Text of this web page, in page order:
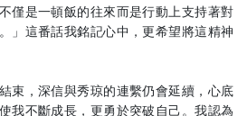
僅是一頓飯的往來而是行動上支持著對
」這番話我銘記心中，更希望將這精神
束，深信與秀琼的連繫仍會延續，心底
我不斷成長，更勇於突破自己。我認為